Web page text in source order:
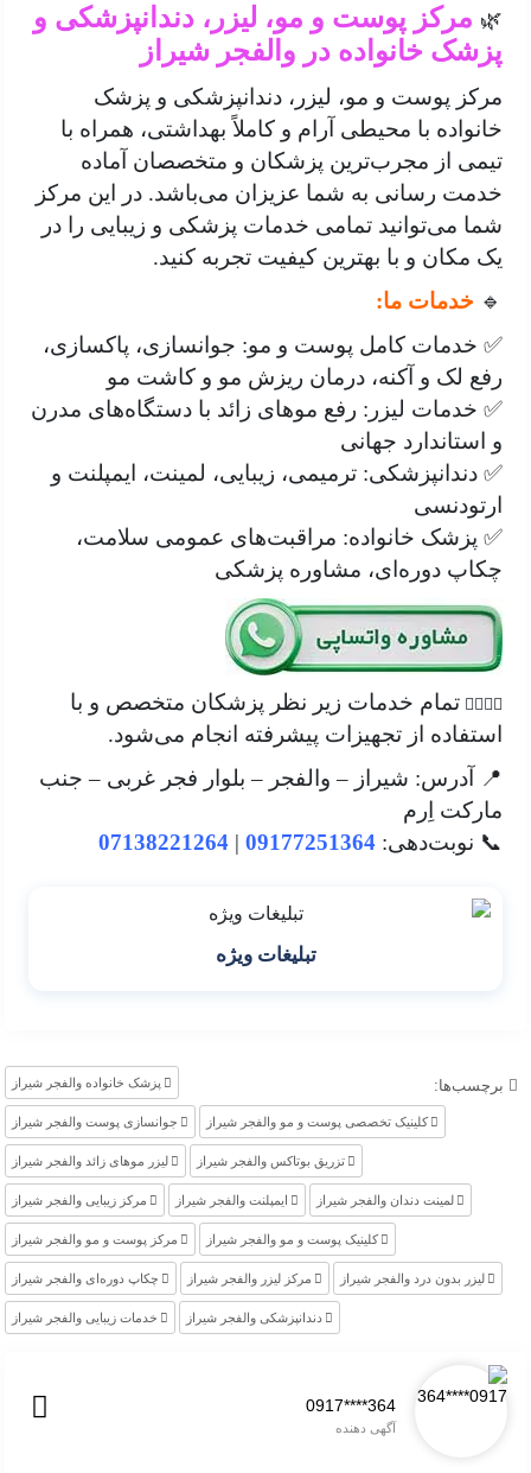
🌿 مرکز پوست و مو، لیزر، دندانپزشکی و
پزشک خانواده در والفجر شیراز
مرکز پوست و مو، لیزر، دندانپزشکی و پزشک
خانواده با محیطی آرام و کاملاً بهداشتی، همراه با
تیمی از مجرب‌ترین پزشکان و متخصصان آماده
خدمت رسانی به شما عزیزان می‌باشد. در این مرکز
شما می‌توانید تمامی خدمات پزشکی و زیبایی را در
یک مکان و با بهترین کیفیت تجربه کنید.
🔹خدمات ما:
✅ خدمات کامل پوست و مو: جوانسازی، پاکسازی،
رفع لک و آکنه، درمان ریزش مو و کاشت مو
✅ خدمات لیزر: رفع موهای زائد با دستگاه‌های مدرن
و استاندارد جهانی
✅ دندانپزشکی: ترمیمی، زیبایی، لمینت، ایمپلنت و
ارتودنسی
✅ پزشک خانواده: مراقبت‌های عمومی سلامت،
چکاپ دوره‌ای، مشاوره پزشکی
👩‍⚕️👨‍⚕️تمام خدمات زیر نظر پزشکان متخصص و با
استفاده از تجهیزات پیشرفته انجام می‌شود.
📍 آدرس: شیراز – والفجر – بلوار فجر غربی – جنب
مارکت اِرم
📞 نوبت‌دهی:09177251364
|
07138221264
تبلیغات ویژه
برچسب‌ها: پزشک خانواده والفجر شیراز
کلینیک تخصصی پوست و مو والفجر شیراز جوانسازی پوست والفجر شیراز
تزریق بوتاکس والفجر شیراز لیزر موهای زائد والفجر شیراز
لمینت دندان والفجر شیراز ایمپلنت والفجر شیراز مرکز زیبایی والفجر شیراز
کلینیک پوست و مو والفجر شیراز مرکز پوست و مو والفجر شیراز
لیزر بدون درد والفجر شیراز مرکز لیزر والفجر شیراز چکاپ دوره‌ای والفجر شیراز
دندانپزشکی والفجر شیراز خدمات زیبایی والفجر شیراز
0917****364
آگهی دهنده